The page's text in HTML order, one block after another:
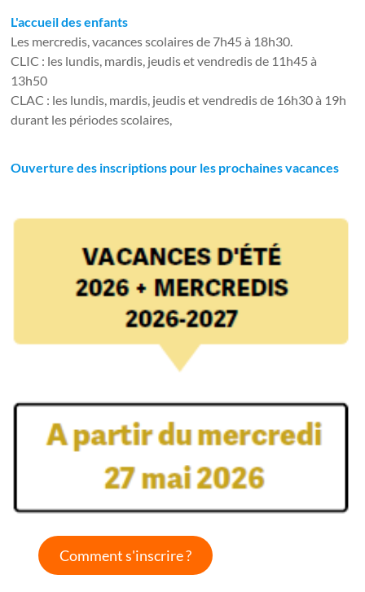
L'accueil des enfants
Les mercredis, vacances scolaires de 7h45 à 18h30.
CLIC : les lundis, mardis, jeudis et vendredis de 11h45 à
13h50
CLAC : les lundis, mardis, jeudis et vendredis de 16h30 à 19h
durant les périodes scolaires,
Ouverture des inscriptions pour les prochaines vacances
Comment s'inscrire ?